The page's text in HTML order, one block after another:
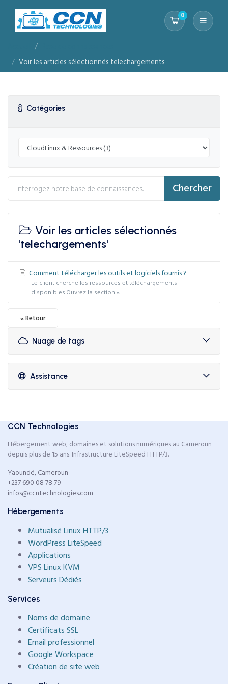
0
Votre panier
Voir les articles sélectionnés telechargements
Catégories
Chercher
Voir les articles sélectionnés
'telechargements'
Comment télécharger les outils et logiciels fournis ?
Le client cherche les ressources et téléchargements
disponibles.Ouvrez la section «...
« Retour
Nuage de tags
Assistance
CCN Technologies
Hébergement web, domaines et solutions numériques au Cameroun
depuis plus de 15 ans. Infrastructure LiteSpeed HTTP/3.
Yaoundé, Cameroun
+237 690 08 78 79
infos@ccntechnologies.com
Hébergements
Mutualisé Linux HTTP/3
WordPress LiteSpeed
Applications
VPS Linux KVM
Serveurs Dédiés
Services
Noms de domaine
Certificats SSL
Email professionnel
Google Workspace
Création de site web